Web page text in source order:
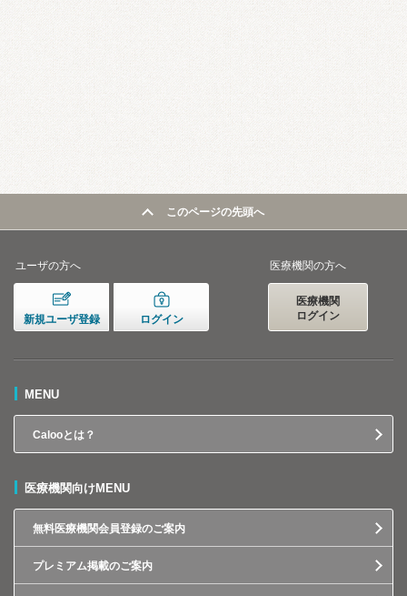
このページの先頭へ
ユーザの方へ
新規ユーザ登録 ログイン
医療機関の方へ
医療機関
ログイン
MENU
Calooとは？
医療機関向けMENU
無料医療機関会員登録のご案内
プレミアム掲載のご案内